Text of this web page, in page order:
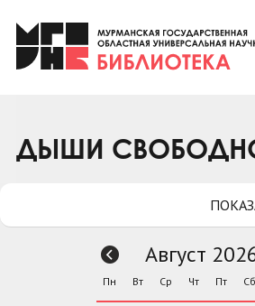
Клуб «Гиря и
Клуб «Семейный
Коллегам
ДЫШИ
Август
Пн Вт Ср Чт Пт Сб